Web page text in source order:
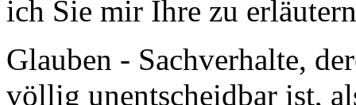
ich Sie mir Ihre zu
Glauben - Sachverhalte,
völlig unentscheidbar ist,